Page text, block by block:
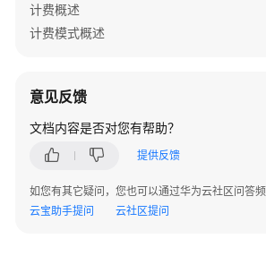
计费概述
计费模式概述
意见反馈
文档内容是否对您有帮助？
提供反馈
如您有其它疑问，您也可以通过华为云社区问答
云宝助手提问
云社区提问